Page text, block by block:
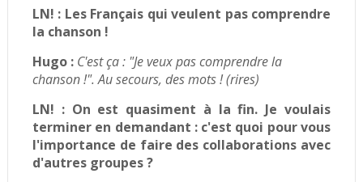
LN! : Les Français qui veulent pas comprendre
la chanson !
Hugo : C'est ça : "Je veux pas comprendre la
chanson !". Au secours, des mots ! (rires)
LN! : On est quasiment à la fin. Je voulais
terminer en demandant : c'est quoi pour vous
l'importance de faire des collaborations avec
d'autres groupes ?